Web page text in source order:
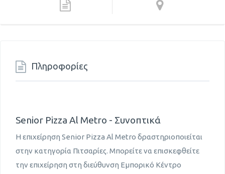
Πληροφορίες
Senior Pizza Al Metro - Συνοπτικά
Η επιχείρηση Senior Pizza Al Metro δραστηριοποιείται
στην κατηγορία Πιτσαρίες. Μπορείτε να επισκεφθείτε
την επιχείρηση στη διεύθυνση Εμπορικό Κέντρο